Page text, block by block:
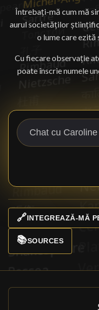
Întrebați-mă cum mă
aurul societăților
o lume care ezită
Cu fiecare observație
poate înscrie numele
🔗INTEGREAZĂ-MĂ
📚SOURCES